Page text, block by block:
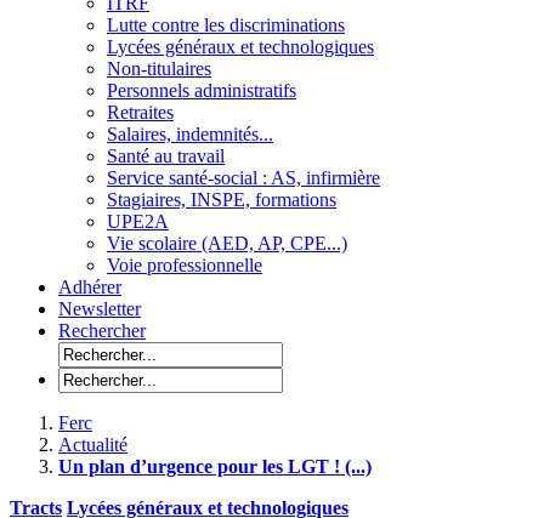
Lutte contre les discriminations
Lycées généraux et technologiques
Non-titulaires
Personnels administratifs
Retraites
Salaires, indemnités...
Santé au travail
Service santé-social : AS, infirmière
Stagiaires, INSPE, formations
UPE2A
Vie scolaire (AED, AP, CPE...)
Voie professionnelle
Adhérer
Newsletter
Rechercher
Ferc
Actualité
Un plan d’urgence pour les LGT ! (...)
Tracts Lycées généraux et technologiques